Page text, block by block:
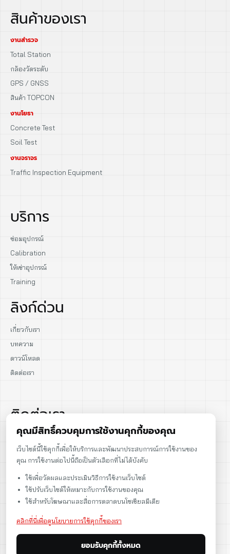
สินค้าของเรา
งานสำรวจ
Total Station
กล้องวัดระดับ
GPS / GNSS
สินค้า TOPCON
งานโยธา
Concrete Test
Soil Test
งานจราจร
Traffic Inspection Equipment
บริการ
ซ่อมอุปกรณ์
Calibration
ให้เช่าอุปกรณ์
Training
ลิงก์ด่วน
เกี่ยวกับเรา
บทความ
ดาวน์โหลด
ติดต่อเรา
ติดต่อเรา
086-086-2000
sales@cst.co.th
คุณมีสิทธิ์ควบคุมการใช้งานคุกกี้ของคุณ
เว็บไซต์นี้ใช้คุกกี้เพื่อให้บริการและพัฒนาประสบการณ์การใช้งานของ
คุณ การใช้งานต่อไปนี้ถือเป็นตัวเลือกที่ไม่ได้บังคับ
ใช้เพื่อวัดผลและประเมินวิธีการใช้งานเว็บไซต์
ใช้ปรับเว็บไซต์ให้เหมาะกับการใช้งานของคุณ
ใช้สำหรับโฆษณาและสื่อการตลาดบนโซเชียลมีเดีย
คลิกที่นี่เพื่อดูนโยบายการใช้คุกกี้ของเรา
ยอมรับคุกกี้ทั้งหมด